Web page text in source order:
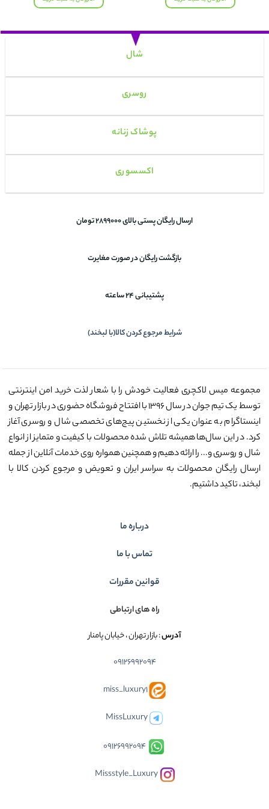
5
بود. بود.
شال
روسری
پوشاک زنانه
اکسسوری
ارسال رایگان پستی بالای 2899000 تومان
بازگشت رایگان در صورت مغایرت
پشتیبانی 24 ساعته
شرایط مرجوع کردن کالا(با لبخند)
مجموعه میس لاکچری فعالیت خودش را با شعار لذت خرید امن اینترنتی
توسط یک تیم جوان در سال ۱۳۹۶ با افتتاح فروشگاه حضوری در بازار تهران و
اینستاگرام به عنوان یکی از نخستین پیج‌های تخصصی شال و روسری آغاز
کرد. در این سال‌ها همیشه تلاش شده محصولات با کیفیت و متمایز از انواع
شال و روسری و... را ارائه دهیم و همچنین همواره روی خدمات آنلاین از جمله
ارسال رایگان محصولات به سراسر ایران و تعویض و مرجوع کردن کالا با
لبخند، تاکید داشتیم.
درباره ما
تماس با ما
قوانین مقررات
راه های ارتباطی
آدرس: بازار تهران ، خیابان پامنار
09126992094
miss_luxury1
MissLuxury
09126992094
Missstyle_Luxury